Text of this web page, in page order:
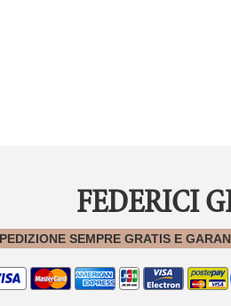
FEDERICI
SEMPRE GRATIS E